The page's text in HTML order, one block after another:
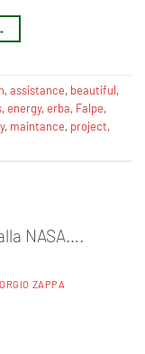
→
,assistance, beautiful,
,energy,erba, Falpe,
, maintance, project,
NASA….
ZAPPA